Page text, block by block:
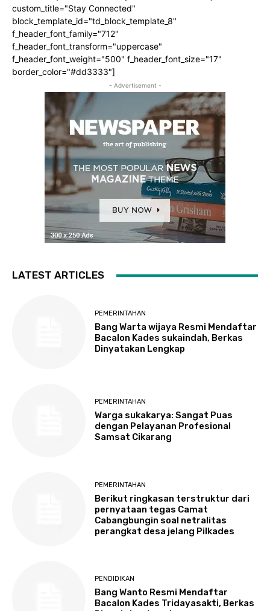
custom_title="Stay Connected"
block_template_id="td_block_template_8"
f_header_font_family="712"
f_header_font_transform="uppercase"
f_header_font_weight="500" f_header_font_size="17"
border_color="#dd3333"]
- Advertisement -
LATEST ARTICLES
PEMERINTAHAN
Bang Warta wijaya Resmi Mendaftar
Bacalon Kades sukaindah, Berkas
Dinyatakan Lengkap
PEMERINTAHAN
Warga sukakarya: Sangat Puas
dengan Pelayanan Profesional
Samsat Cikarang
PEMERINTAHAN
Berikut ringkasan terstruktur dari
pernyataan tegas Camat
Cabangbungin soal netralitas
perangkat desa jelang Pilkades
PENDIDIKAN
Bang Wanto Resmi Mendaftar
Bacalon Kades Tridayasakti, Berkas